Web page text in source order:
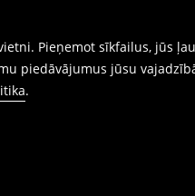
Pieņemot sīkfailus, jūs
piedāvājumus jūsu
.